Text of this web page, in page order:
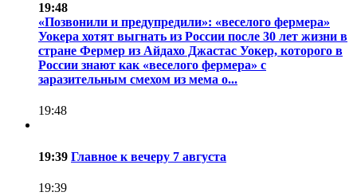
19:48
«Позвонили и предупредили»: «веселого фермера»
Уокера хотят выгнать из России после 30 лет жизни в
стране Фермер из Айдахо Джастас Уокер, которого в
России знают как «веселого фермера» с
заразительным смехом из мема о...
19:48
19:39 Главное к вечеру 7 августа
19:39